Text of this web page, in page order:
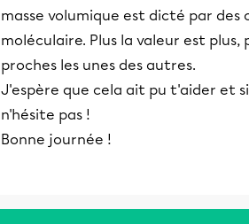
masse volumique est dicté par
moléculaire. Plus la valeur est plus,
proches les unes des autres.
J'espère que cela ait pu t'aider et
n'hésite pas !
Bonne journée !